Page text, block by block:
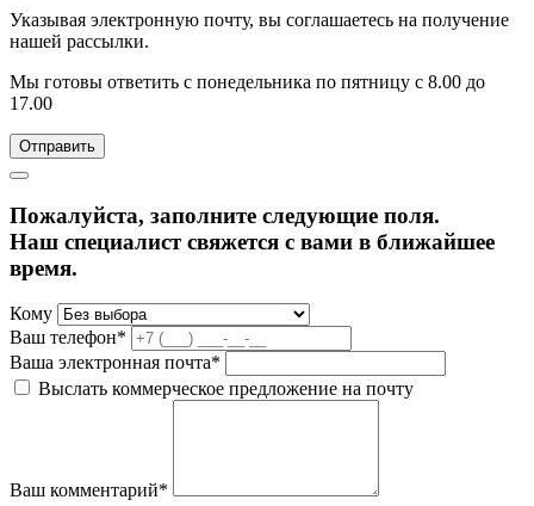
Указывая электронную почту, вы соглашаетесь на получение
нашей рассылки.
Мы готовы ответить с понедельника по пятницу с 8.00 до
17.00
Пожалуйста, заполните следующие поля.
Наш специалист свяжется с вами в ближайшее
время.
Кому
Ваш телефон*
Ваша электронная почта*
Выслать коммерческое предложение на почту
Ваш комментарий*